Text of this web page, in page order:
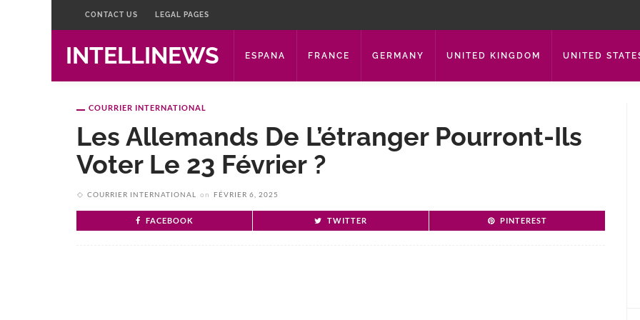
CONTACT US LEGAL PAGES
INTELLINEWS ESPANA FRANCE GERMANY UNITED KINGDOM UNITED
COURRIER INTERNATIONAL
Les Allemands De L’étranger Pourront-Ils
Voter Le 23 Février ?
COURRIER INTERNATIONAL on FÉVRIER 6, 2025
FACEBOOK TWITTER PINTEREST